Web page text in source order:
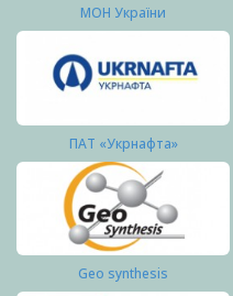
МОН України
ПАТ «Укрнафта»
Geo synthesis